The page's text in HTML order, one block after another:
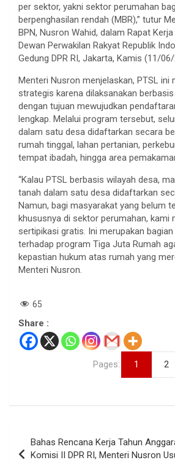
per sektor, yakni sektor perumahan
berpenghasilan rendah (MBR),” tutur
BPN, Nusron Wahid, dalam Rapat
Dewan Perwakilan Rakyat Republik
Gedung DPR RI, Jakarta, Kamis (11/06/
Menteri Nusron menjelaskan, PTSL ini
strategis karena dilaksanakan
dengan tujuan mewujudkan
lengkap. Melalui program tersebut,
dalam satu desa didaftarkan secara
rumah tinggal, lahan pertanian,
tempat ibadah, hingga area
“Kalau PTSL berbasis wilayah desa,
tanah dalam satu desa didaftarkan
Namun, bagi masyarakat yang belum
khususnya di sektor perumahan, kami
sertipikasi gratis. Ini merupakan
terhadap program Tiga Juta Rumah
kepastian hukum atas rumah yang
Menteri Nusron.
65
Share :
Pages: 1 2
pos
Bahas Rencana Kerja Tahun
Komisi II DPR RI, Menteri Nusron